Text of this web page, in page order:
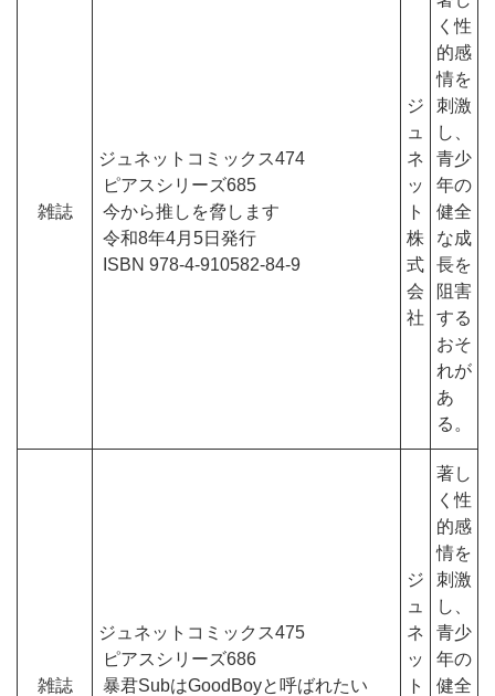
雑誌
ジュネットコミックス474
ピアスシリーズ685
今から推しを脅します
令和8年4月5日発行
ISBN 978-4-910582-84-9
ジ
ュ
ネ
ッ
ト
株
式
会
社
く性
的感
情を
刺激
し、
青少
年の
健全
な成
長を
阻害
する
おそ
れが
あ
る。
雑誌
ジュネットコミックス475
ピアスシリーズ686
暴君SubはGoodBoyと呼ばれたい
ジ
ュ
ネ
ッ
ト
著し
く性
的感
情を
刺激
し、
青少
年の
健全